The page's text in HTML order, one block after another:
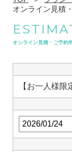
オンライン見積
オンライン見積・ご予約
【お一人様